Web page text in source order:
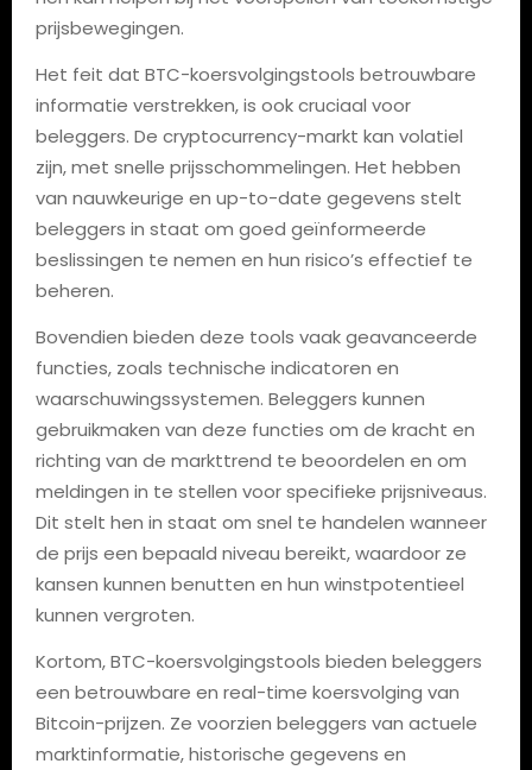
prijsbewegingen.
Het feit dat BTC-koersvolgingstools betrouwbare
informatie verstrekken, is ook cruciaal voor
beleggers. De cryptocurrency-markt kan volatiel
zijn, met snelle prijsschommelingen. Het hebben
van nauwkeurige en up-to-date gegevens stelt
beleggers in staat om goed geïnformeerde
beslissingen te nemen en hun risico’s effectief te
beheren.
Bovendien bieden deze tools vaak geavanceerde
functies, zoals technische indicatoren en
waarschuwingssystemen. Beleggers kunnen
gebruikmaken van deze functies om de kracht en
richting van de markttrend te beoordelen en om
meldingen in te stellen voor specifieke prijsniveaus.
Dit stelt hen in staat om snel te handelen wanneer
de prijs een bepaald niveau bereikt, waardoor ze
kansen kunnen benutten en hun winstpotentieel
kunnen vergroten.
Kortom, BTC-koersvolgingstools bieden beleggers
een betrouwbare en real-time koersvolging van
Bitcoin-prijzen. Ze voorzien beleggers van actuele
marktinformatie, historische gegevens en